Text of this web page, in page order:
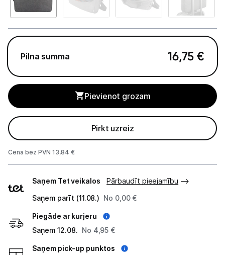
Portatīvie dzesētāji
Audio
Stacionārie datori un piederumi
Spēļu konsoles un piederumi
Projektori un ekrāni
Tīkla iekārtas
Biroja piederumi
Telefoni, planšetdatori
Pilna summa 16,75 €
Pievienot grozam
Pirkt uzreiz
Cena bez PVN 13,84 €
veidi
Saņem Tet veikalos
Pārbaudīt pieejamību
Saņem parīt (11.08.) No 0,00 €
Piegāde ar kurjeru
Saņem 12.08. No 4,95 €
Saņem pick-up punktos